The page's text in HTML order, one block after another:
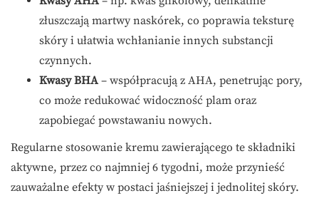
złuszczają martwy naskórek, co poprawia teksturę
skóry i ułatwia wchłanianie innych substancji
czynnych.
Kwasy BHA – współpracują z AHA, penetrując pory,
co może redukować widoczność plam oraz
zapobiegać powstawaniu nowych.
Regularne stosowanie kremu zawierającego te składniki
aktywne, przez co najmniej 6 tygodni, może przynieść
zauważalne efekty w postaci jaśniejszej i jednolitej skóry.